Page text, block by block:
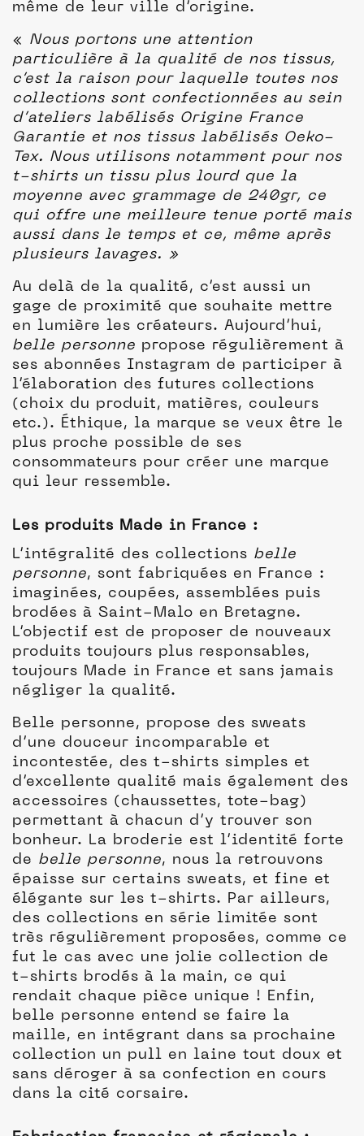
même de leur ville d’origine.
« Nous portons une attention
particulière à la qualité de nos tissus,
c’est la raison pour laquelle toutes nos
collections sont confectionnées au sein
d’ateliers labélisés Origine France
Garantie et nos tissus labélisés Oeko-
Tex. Nous utilisons notamment pour nos
t-shirts un tissu plus lourd que la
moyenne avec grammage de 240gr, ce
qui offre une meilleure tenue porté mais
aussi dans le temps et ce, même après
plusieurs lavages. »
Au delà de la qualité, c’est aussi un
gage de proximité que souhaite mettre
en lumière les créateurs. Aujourd’hui,
belle personne propose régulièrement à
ses abonnées Instagram de participer à
l’élaboration des futures collections
(choix du produit, matières, couleurs
etc.). Éthique, la marque se veux être le
plus proche possible de ses
consommateurs pour créer une marque
qui leur ressemble.
Les produits Made in France :
L’intégralité des collections belle
personne, sont fabriquées en France :
imaginées, coupées, assemblées puis
brodées à Saint-Malo en Bretagne.
L’objectif est de proposer de nouveaux
produits toujours plus responsables,
toujours Made in France et sans jamais
négliger la qualité.
Belle personne, propose des sweats
d’une douceur incomparable et
incontestée, des t-shirts simples et
d’excellente qualité mais également des
accessoires (chaussettes, tote-bag)
permettant à chacun d’y trouver son
bonheur. La broderie est l’identité forte
de belle personne, nous la retrouvons
épaisse sur certains sweats, et fine et
élégante sur les t-shirts. Par ailleurs,
des collections en série limitée sont
très régulièrement proposées, comme ce
fut le cas avec une jolie collection de
t-shirts brodés à la main, ce qui
rendait chaque pièce unique ! Enfin,
belle personne entend se faire la
maille, en intégrant dans sa prochaine
collection un pull en laine tout doux et
sans déroger à sa confection en cours
dans la cité corsaire.